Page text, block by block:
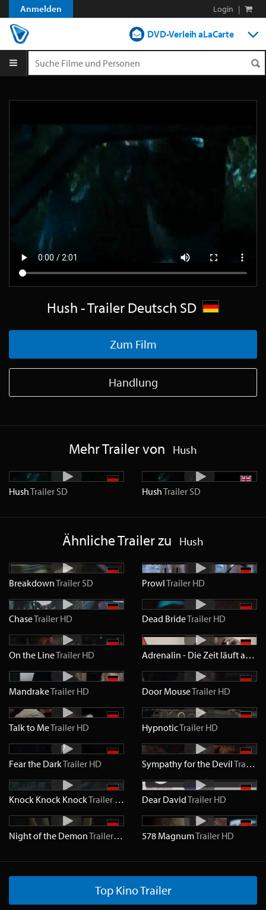
Anmelden Login |
DVD-Verleih aLaCarte
Blog
Hush - Trailer Deutsch SD
Zum Film
Handlung
Mehr Trailer von Hush
HushTrailer SD HushTrailer SD
Ähnliche Trailer zu Hush
BreakdownTrailer SD ProwlTrailer HD
ChaseTrailer HD Dead BrideTrailer HD
On the LineTrailer HD Adrenalin - Die Zeit läuft ab
MandrakeTrailer HD Door MouseTrailer HD
Talk to MeTrailer HD HypnoticTrailer HD
Fear the DarkTrailer HD Sympathy for the DevilTrailer
Knock Knock KnockTrailer HD Dear DavidTrailer HD
Night of the DemonTrailerHD 578 MagnumTrailer HD
Top Kino Trailer